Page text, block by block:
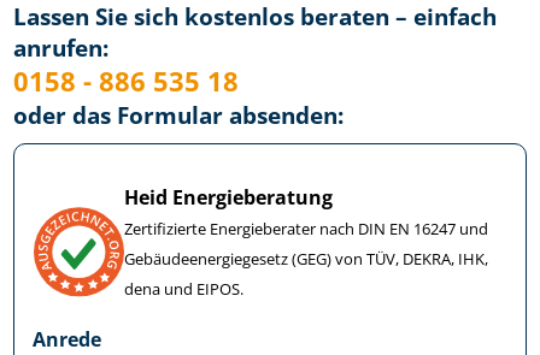
Lassen Sie sich kostenlos beraten – einfach
anrufen:
0158 - 886 535 18
oder das Formular absenden:
Heid Energieberatung
Zertifizierte Energieberater nach DIN EN 16247 und
Ge­bäu­de­en­er­gie­ge­setz (GEG) von TÜV, DEKRA, IHK,
dena und EIPOS.
Anrede